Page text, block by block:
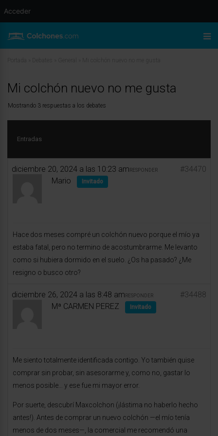
Mi colchón nuevo no me gusta
Mostrando 3 respuestas a los debates
Entradas
diciembre 20, 2024 a las 10:23 am #34470
RESPONDER
Mario Invitado
Hace dos meses compré un colchón nuevo porque el mío ya
estaba fatal, pero no termino de acostumbrarme. Me levanto
como si hubiera dormido en el suelo. ¿Os ha pasado? ¿Me
resigno o busco otro?
diciembre 26, 2024 a las 8:48 am #34488
RESPONDER
Mª CARMEN PEREZ Invitado
Me siento totalmente identificada contigo. Yo también quise
comprar sin probar, sin asesorarme y, como no, gastar lo
menos posible… y ese fue mi mayor error.
Por suerte, descubrí Maxcolchon (¡lástima no haberlo hecho
antes!). Antes de comprar un nuevo colchón —el mío tenía
menos de dos meses—, la comercial me recomendó una
Acceder